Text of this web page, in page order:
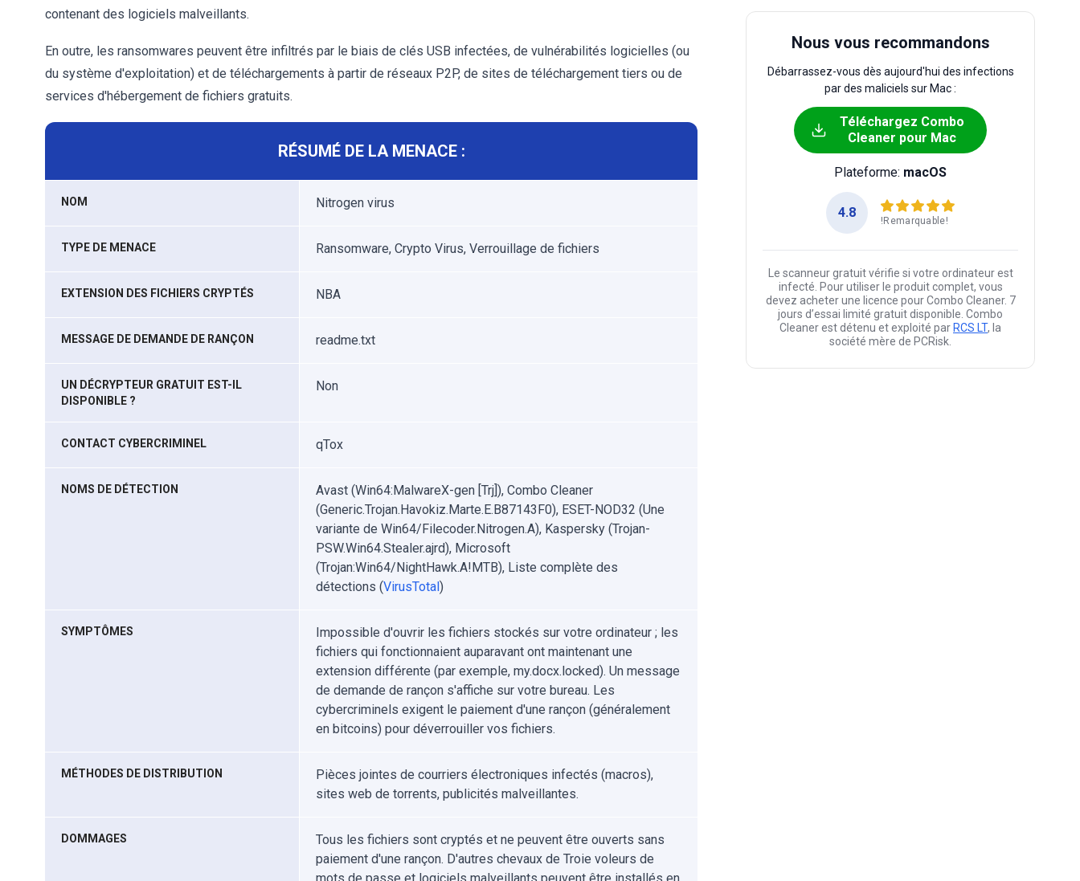
contenant des logiciels malveillants.
En outre, les ransomwares peuvent être infiltrés par le biais de clés USB infectées, de vulnérabilités logicielles (ou
du système d'exploitation) et de téléchargements à partir de réseaux P2P, de sites de téléchargement tiers ou de
services d'hébergement de fichiers gratuits.
RÉSUMÉ DE LA MENACE :
NOM Nitrogen virus
TYPE DE MENACE Ransomware, Crypto Virus, Verrouillage de fichiers
EXTENSION DES FICHIERS CRYPTÉS NBA
MESSAGE DE DEMANDE DE RANÇON readme.txt
UN DÉCRYPTEUR GRATUIT EST-IL
DISPONIBLE ?
Non
CONTACT CYBERCRIMINEL qTox
NOMS DE DÉTECTION
Avast (Win64:MalwareX-gen [Trj]), Combo Cleaner
(Generic.Trojan.Havokiz.Marte.E.B87143F0), ESET-NOD32 (Une
variante de Win64/Filecoder.Nitrogen.A), Kaspersky (Trojan-
PSW.Win64.Stealer.ajrd), Microsoft
(Trojan:Win64/NightHawk.A!MTB), Liste complète des
détections (VirusTotal)
SYMPTÔMES
Impossible d'ouvrir les fichiers stockés sur votre ordinateur ; les
fichiers qui fonctionnaient auparavant ont maintenant une
extension différente (par exemple, my.docx.locked). Un message
de demande de rançon s'affiche sur votre bureau. Les
cybercriminels exigent le paiement d'une rançon (généralement
en bitcoins) pour déverrouiller vos fichiers.
MÉTHODES DE DISTRIBUTION
Pièces jointes de courriers électroniques infectés (macros),
sites web de torrents, publicités malveillantes.
DOMMAGES
Tous les fichiers sont cryptés et ne peuvent être ouverts sans
paiement d'une rançon. D'autres chevaux de Troie voleurs de
Nous vous recommandons
Débarrassez-vous dès aujourd'hui des infections
par des maliciels sur Mac :
Téléchargez Combo
Cleaner pour Mac
Plateforme: macOS
4.8
!Remarquable!
Le scanneur gratuit vérifie si votre ordinateur est
infecté. Pour utiliser le produit complet, vous
devez acheter une licence pour Combo Cleaner. 7
jours d’essai limité gratuit disponible. Combo
Cleaner est détenu et exploité par RCS LT, la
société mère de PCRisk.